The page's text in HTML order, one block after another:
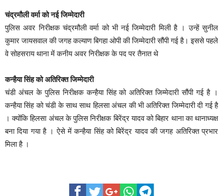
चंद्रमौली वर्मा को नई जिम्मेदारी
पुलिस अवर निरीक्षक चंद्रमौली वर्मा को भी नई जिम्मेदारी मिली है । उन्हें सुनील
कुमार जायसवाल की जगह कल्याण बिगहा ओपी की जिम्मेदारी सौंपी गई है। इससे पहले
वे सोहसराय थाना में कनीय अवर निरीक्षक के पद पर तैनात थे
कन्हैया सिंह को अतिरिक्त जिम्मेदारी
चंडी अंचल के पुलिस निरीक्षक कन्हैया सिंह को अतिरिक्त जिम्मेदारी सौंपी गई है ।
कन्हैया सिंह को चंडी के साथ साथ हिलसा अंचल की भी अतिरिक्त जिम्मेदारी दी गई है
। क्योंकि हिलसा अंचल के पुलिस निरीक्षक बिरेंद्र यादव को बिहार थाना का थानाध्यक्ष
बना दिया गया है । ऐसे में कन्हैया सिंह को बिरेंद्र यादव की जगह अतिरिक्त प्रभार
मिला है ।